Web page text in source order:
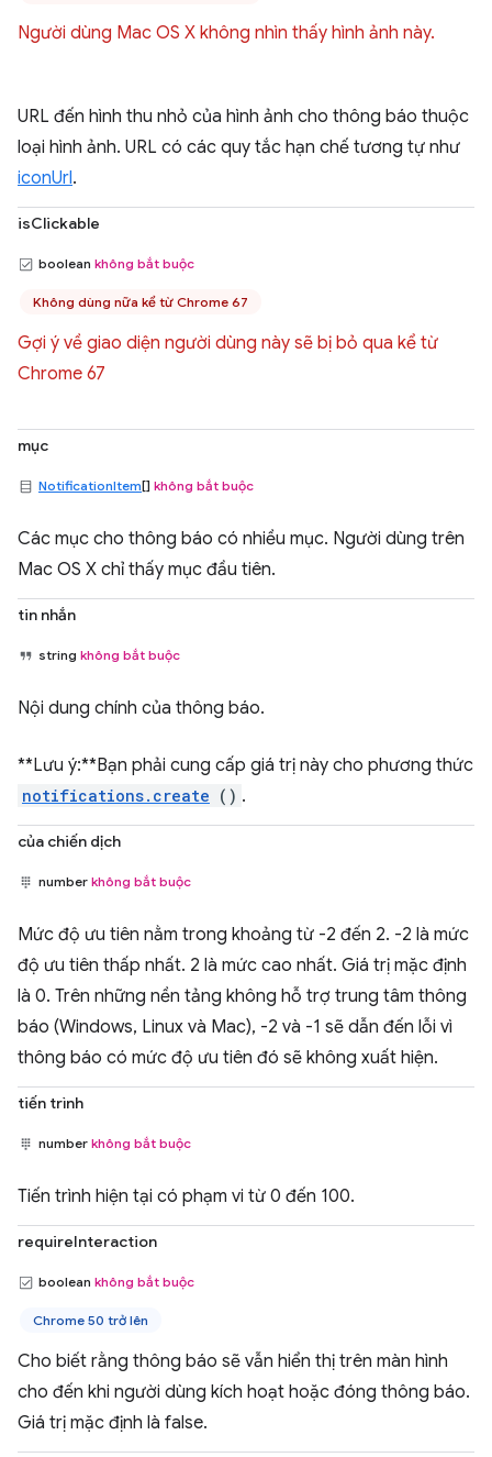
Người dùng Mac OS X không nhìn thấy hình ảnh này.
URL đến hình thu nhỏ của hình ảnh cho thông báo thuộc
loại hình ảnh. URL có các quy tắc hạn chế tương tự như
iconUrl.
isClickable
boolean không bắt buộc
Không dùng nữa kể từ Chrome 67
Gợi ý về giao diện người dùng này sẽ bị bỏ qua kể từ
Chrome 67
mục
NotificationItem[] không bắt buộc
Các mục cho thông báo có nhiều mục. Người dùng trên
Mac OS X chỉ thấy mục đầu tiên.
tin nhắn
string không bắt buộc
Nội dung chính của thông báo.
**Lưu ý:**Bạn phải cung cấp giá trị này cho phương thức
notifications.create () .
của chiến dịch
number không bắt buộc
Mức độ ưu tiên nằm trong khoảng từ -2 đến 2. -2 là mức
độ ưu tiên thấp nhất. 2 là mức cao nhất. Giá trị mặc định
là 0. Trên những nền tảng không hỗ trợ trung tâm thông
báo (Windows, Linux và Mac), -2 và -1 sẽ dẫn đến lỗi vì
thông báo có mức độ ưu tiên đó sẽ không xuất hiện.
tiến trình
number không bắt buộc
Tiến trình hiện tại có phạm vi từ 0 đến 100.
requireInteraction
boolean không bắt buộc
Chrome 50 trở lên
Cho biết rằng thông báo sẽ vẫn hiển thị trên màn hình
cho đến khi người dùng kích hoạt hoặc đóng thông báo.
Giá trị mặc định là false.